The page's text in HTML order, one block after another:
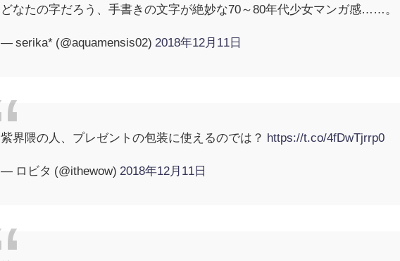
どなたの字だろう、手書きの文字が絶妙な70～80年代少女マンガ感……。
— serika* (@aquamensis02) 2018年12月11日
紫界隈の人、プレゼントの包装に使えるのでは？ https://t.co/4fDwTjrrp0
— ロビタ (@ithewow) 2018年12月11日